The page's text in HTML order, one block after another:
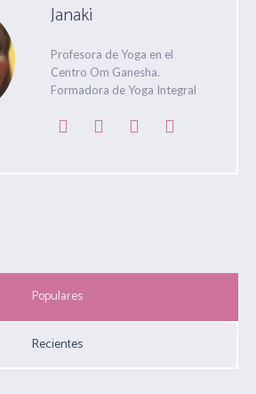
Janaki
Profesora de Yoga en el
Centro Om Ganesha.
Formadora de Yoga Integral
Populares
Recientes